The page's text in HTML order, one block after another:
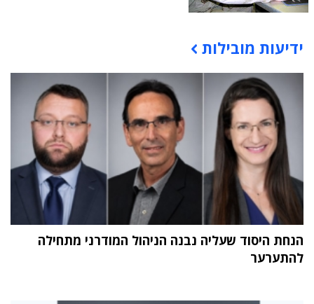
תוכן פרסומי
ידיעות מובילות
הנחת היסוד שעליה נבנה הניהול המודרני מתחילה
להתערער